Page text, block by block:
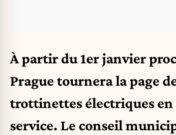
À partir du 1er janvier
Prague tournera la page
trottinettes électriques
service. Le conseil